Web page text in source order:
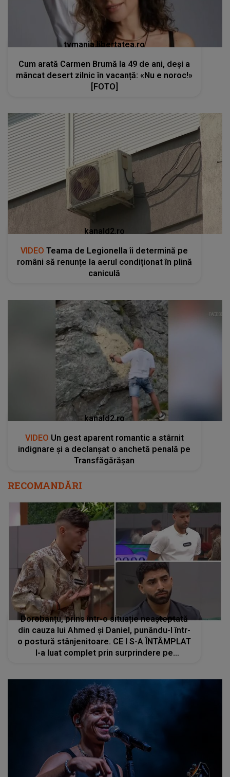
tvmania.libertatea.ro
Cum arată Carmen Brumă la 49 de ani, deși a
mâncat desert zilnic în vacanță: «Nu e noroc!»
[FOTO]
kanald2.ro
VIDEO Teama de Legionella îi determină pe
români să renunțe la aerul condiționat în plină
caniculă
kanald2.ro
VIDEO Un gest aparent romantic a stârnit
indignare și a declanșat o anchetă penală pe
Transfăgărășan
RECOMANDĂRI
Dorobanțu, prins într-o situație neașteptată
din cauza lui Ahmed și Daniel, punându-l într-
o postură stânjenitoare. CE I S-A ÎNTÂMPLAT
l-a luat complet prin surprindere pe